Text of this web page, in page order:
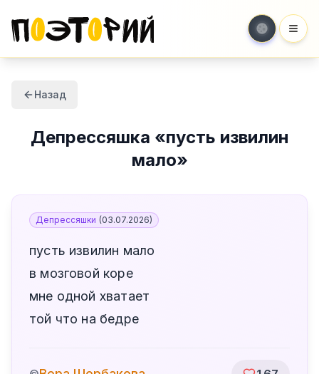
Назад
Депрессяшка «пусть извилин
мало»
Депрессяшки (03.07.2026)
пусть извилин мало
в мозговой коре
мне одной хватает
той что на бедре